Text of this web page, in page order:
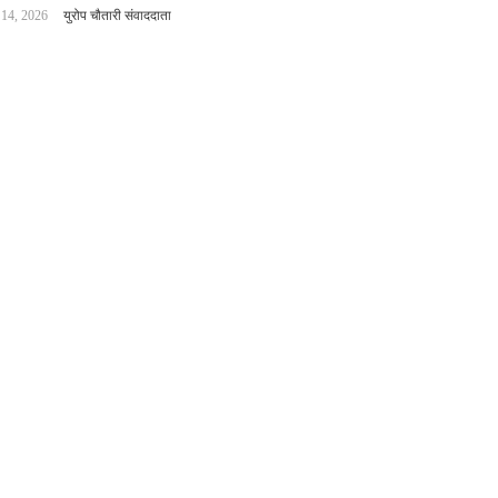
2026 युरोप चौतारी संवाददाता